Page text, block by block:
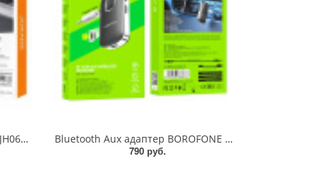
Bluetooth Aux адаптер Jokade JH066 1м (00551)
Bluetooth Aux адаптер BOROFONE BC42+Micro SD (42271)
790 руб.